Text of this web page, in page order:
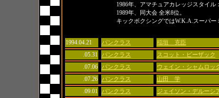
1986年、アマチュアカレッジスタイ
1989年、同大会 全米8位。
キックボクシングではW.K.A.スーパー
1994.04.21
パンクラス
稲垣 克臣
.05.31
パンクラス
スコット・ビーザック
.07.06
パンクラス
ウェイン・シャムロッ
.07.26
パンクラス
山田 学
.09.01
パンクラス
ジェイソン・デルーシ